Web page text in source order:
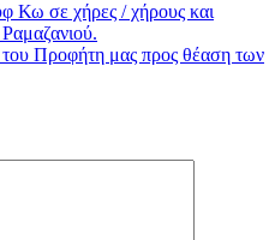
Κω σε χήρες / χήρους και
Προφήτη μας προς θέαση των